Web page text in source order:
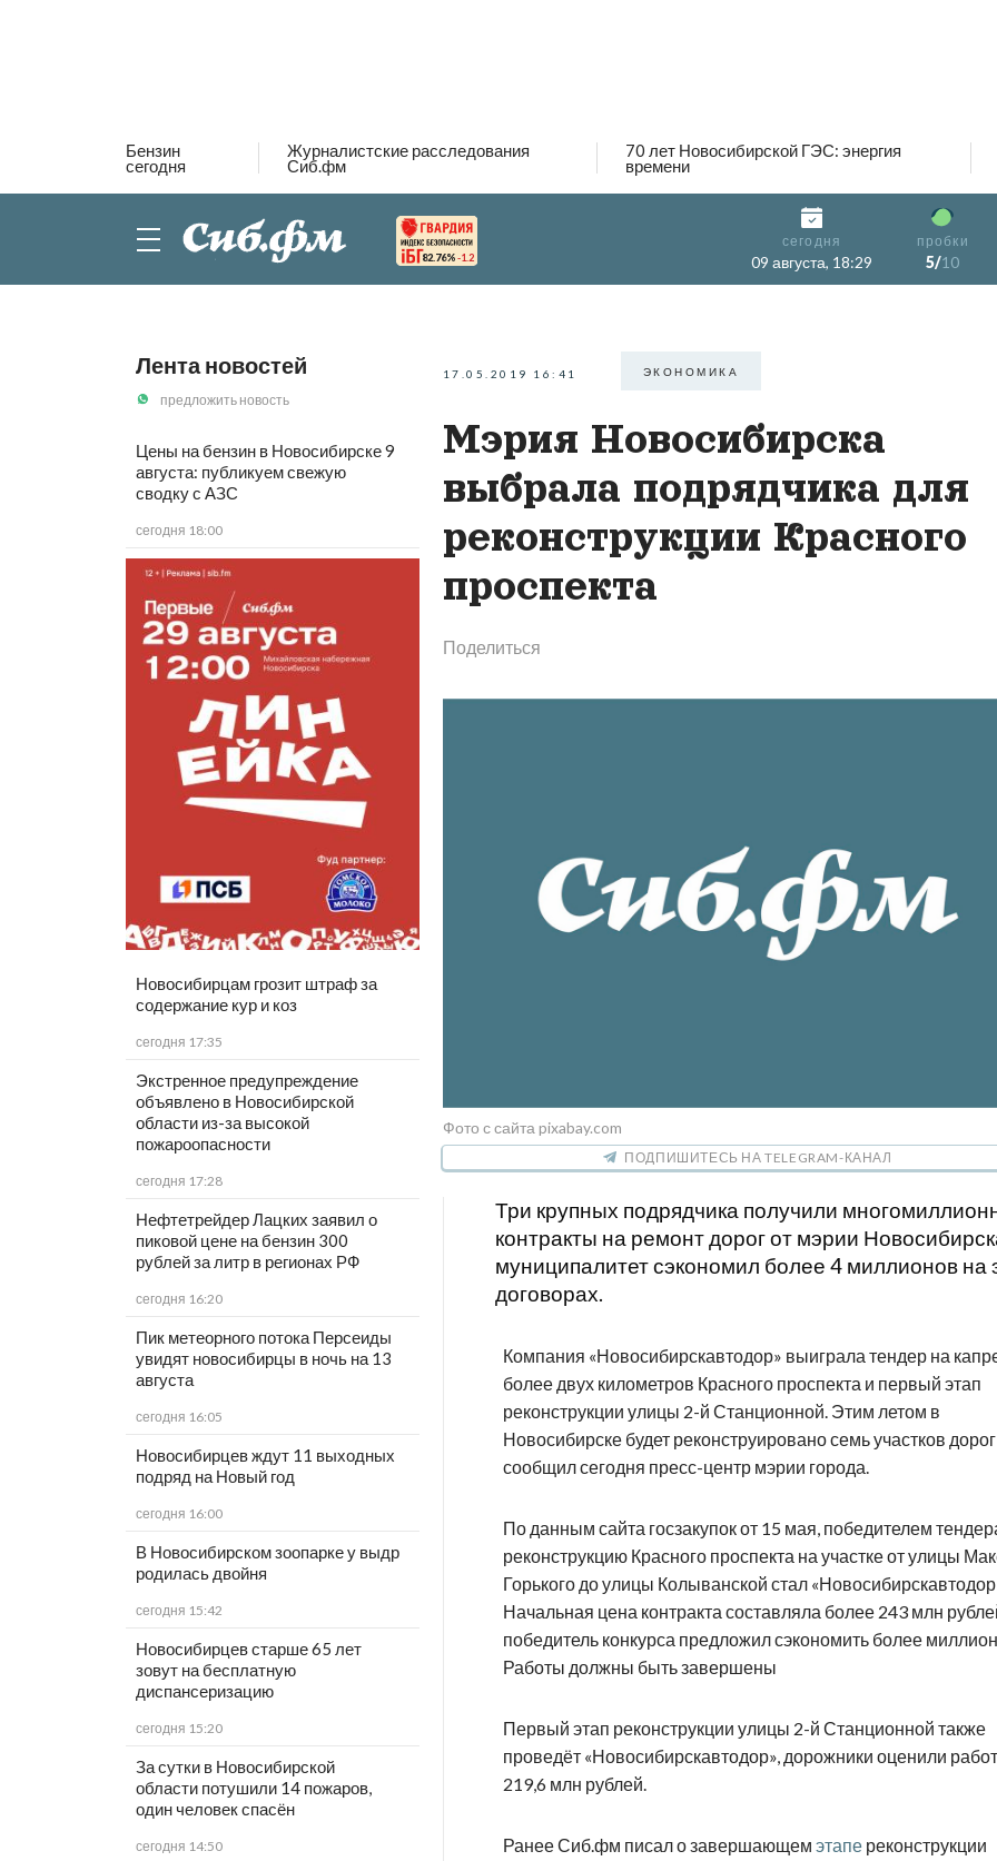
Бензин
сегодня
Журналистские расследования
Сиб.фм
70 лет Новосибирской ГЭС: энергия
времени
82.76% -1.2
сегодня
09 августа, 18:29
пробки
5/10
Лента новостей
предложить новость
Цены на бензин в Новосибирске 9
августа: публикуем свежую
сводку с АЗС
сегодня 18:00
Новосибирцам грозит штраф за
содержание кур и коз
сегодня 17:35
Экстренное предупреждение
объявлено в Новосибирской
области из-за высокой
пожароопасности
сегодня 17:28
Нефтетрейдер Лацких заявил о
пиковой цене на бензин 300
рублей за литр в регионах РФ
сегодня 16:20
Пик метеорного потока Персеиды
увидят новосибирцы в ночь на 13
августа
сегодня 16:05
Новосибирцев ждут 11 выходных
подряд на Новый год
сегодня 16:00
В Новосибирском зоопарке у выдр
родилась двойня
сегодня 15:42
Новосибирцев старше 65 лет
зовут на бесплатную
диспансеризацию
сегодня 15:20
За сутки в Новосибирской
области потушили 14 пожаров,
один человек спасён
сегодня 14:50
17.05.2019 16:41 ЭКОНОМИКА
Мэрия Новосибирска
выбрала подрядчика для
реконструкции Красного
проспекта
Поделиться
Фото с сайта pixabay.com
ПОДПИШИТЕСЬ НА TELEGRAM-КАНАЛ
Три крупных подрядчика получили
контракты на ремонт дорог от мэрии
муниципалитет сэкономил более 4 миллионов на
договорах.
Компания «Новосибирскавтодор» выиграла тендер на
более двух километров Красного проспекта и первый этап
реконструкции улицы 2-й Станционной. Этим летом в
Новосибирске будет реконструировано семь участков
сообщил сегодня пресс-центр мэрии города.
По данным сайта госзакупок от 15 мая, победителем
реконструкцию Красного проспекта на участке от улицы
Горького до улицы Колыванской стал
Начальная цена контракта составляла более 243 млн
победитель конкурса предложил сэкономить более
Работы должны быть завершены
Первый этап реконструкции улицы 2-й Станционной также
проведёт «Новосибирскавтодор», дорожники оценили
219,6 млн рублей.
Ранее Сиб.фм писал о завершающем этапе реконструкции